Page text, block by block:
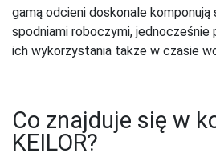
gamą odcieni doskonale
spodniami roboczymi,
ich wykorzystania także w czasie
Co znajduje się w
KEILOR?